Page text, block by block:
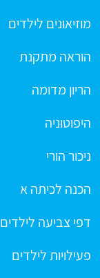
מוזיאונים לילדים
הוראה מתקנת
הריון מדומה
היפוטוניה
ניכור הורי
הכנה לכיתה א
דפי צביעה לילדים
פעילויות לילדים